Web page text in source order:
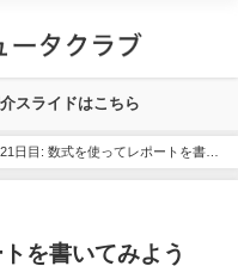
スライドはこちら
21日目: 数式を使ってレポートを書い
を書いてみよう